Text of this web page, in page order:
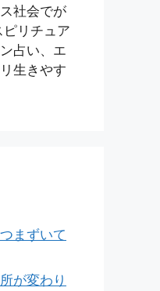
社会でが
リチュア
占い、エ
生きやす
まずいて
が変わり